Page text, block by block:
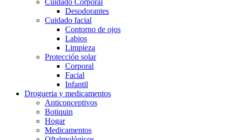
Cuidado Corporal
Desodorantes
Cuidado facial
Contorno de ojos
Labios
Limpieza
Protección solar
Corporal
Facial
Infantil
Drogueria y medicamentos
Anticonceptivos
Botiquin
Hogar
Medicamentos